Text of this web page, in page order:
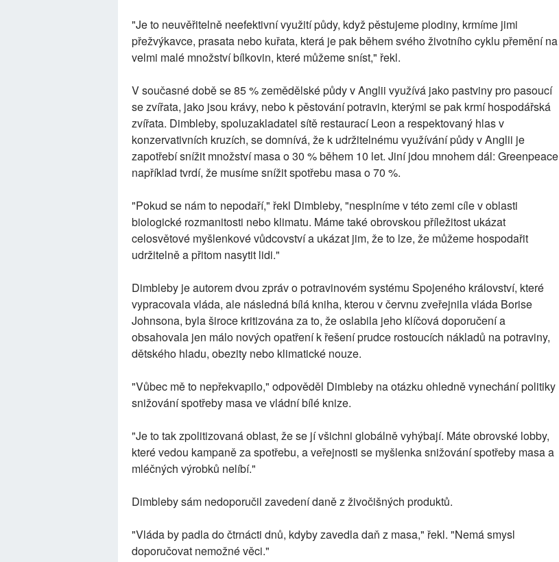
"Je to neuvěřitelně neefektivní využití půdy, když pěstujeme plodiny, krmíme jimi
přežvýkavce, prasata nebo kuřata, která je pak během svého životního cyklu přemění na
velmi malé množství bílkovin, které můžeme sníst," řekl.
V současné době se 85 % zemědělské půdy v Anglii využívá jako pastviny pro pasoucí
se zvířata, jako jsou krávy, nebo k pěstování potravin, kterými se pak krmí hospodářská
zvířata. Dimbleby, spoluzakladatel sítě restaurací Leon a respektovaný hlas v
konzervativních kruzích, se domnívá, že k udržitelnému využívání půdy v Anglii je
zapotřebí snížit množství masa o 30 % během 10 let. Jiní jdou mnohem dál: Greenpeace
například tvrdí, že musíme snížit spotřebu masa o 70 %.
"Pokud se nám to nepodaří," řekl Dimbleby, "nesplníme v této zemi cíle v oblasti
biologické rozmanitosti nebo klimatu. Máme také obrovskou příležitost ukázat
celosvětové myšlenkové vůdcovství a ukázat jim, že to lze, že můžeme hospodařit
udržitelně a přitom nasytit lidi."
Dimbleby je autorem dvou zpráv o potravinovém systému Spojeného království, které
vypracovala vláda, ale následná bílá kniha, kterou v červnu zveřejnila vláda Borise
Johnsona, byla široce kritizována za to, že oslabila jeho klíčová doporučení a
obsahovala jen málo nových opatření k řešení prudce rostoucích nákladů na potraviny,
dětského hladu, obezity nebo klimatické nouze.
"Vůbec mě to nepřekvapilo," odpověděl Dimbleby na otázku ohledně vynechání politiky
snižování spotřeby masa ve vládní bílé knize.
"Je to tak zpolitizovaná oblast, že se jí všichni globálně vyhýbají. Máte obrovské lobby,
které vedou kampaně za spotřebu, a veřejnosti se myšlenka snižování spotřeby masa a
mléčných výrobků nelíbí."
Dimbleby sám nedoporučil zavedení daně z živočišných produktů.
"Vláda by padla do čtrnácti dnů, kdyby zavedla daň z masa," řekl. "Nemá smysl
doporučovat nemožné věci."